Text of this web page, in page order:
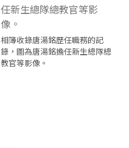
相簿收錄唐湯銘歷任職務的記
錄，圖為唐湯銘擔任新生總隊總
教官等影像。